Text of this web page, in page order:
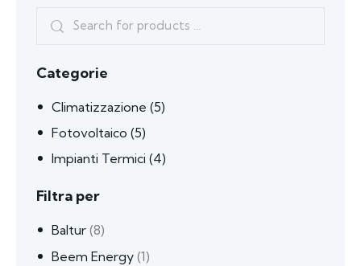
Categorie
Climatizzazione (5)
Fotovoltaico (5)
Impianti Termici (4)
Filtra per
Baltur (8)
Beem Energy (1)